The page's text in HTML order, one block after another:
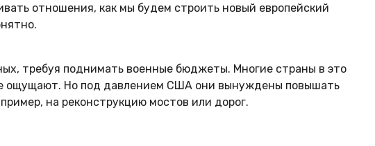
отношения, как мы будем строить новый европейский
требуя поднимать военные бюджеты. Многие страны в это
ощущают. Но под давлением США они вынуждены повышать
на реконструкцию мостов или дорог.